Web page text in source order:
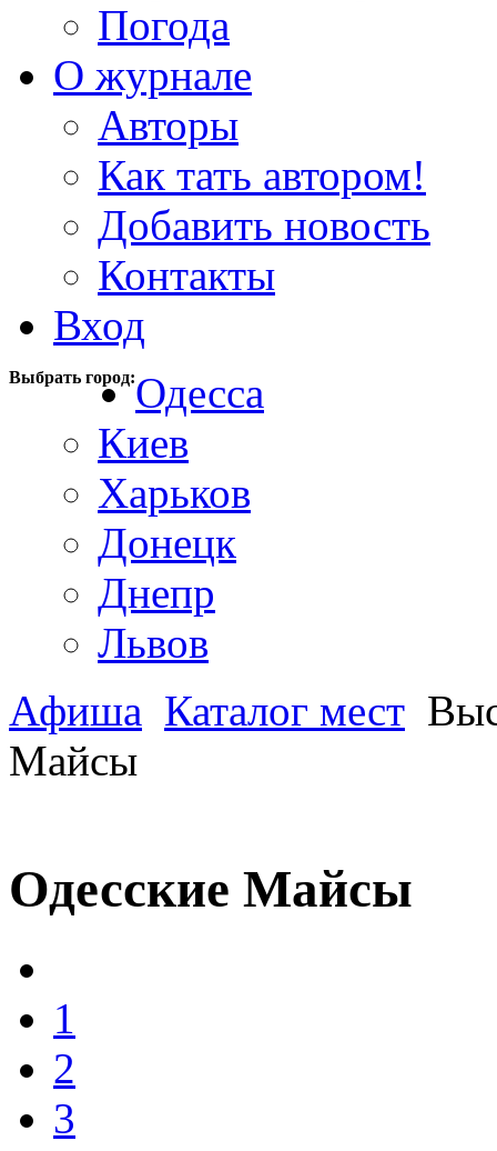
Погода
О журнале
Авторы
Как тать автором!
Добавить новость
Контакты
Вход
Выбрать город:Одесса
Киев
Харьков
Донецк
Днепр
Львов
Афиша Каталог мест
Майсы
Одесские Майсы
1
2
3